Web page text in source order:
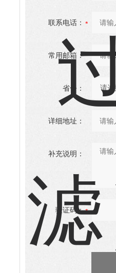
联系电话：
常用邮箱：
省份：
详细地址：
补充说明：
验证码：